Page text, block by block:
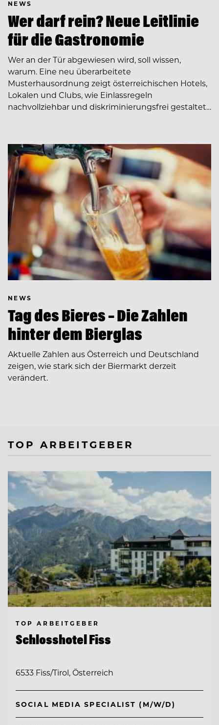
NEWS
Wer darf rein? Neue Leitlinie
für die Gastronomie
Wer an der Tür abgewiesen wird, soll wissen,
warum. Eine neu überarbeitete
Musterhausordnung zeigt österreichischen Hotels,
Lokalen und Clubs, wie Einlassregeln
nachvollziehbar und diskriminierungsfrei gestaltet…
NEWS
Tag des Bieres – Die Zahlen
hinter dem Bierglas
Aktuelle Zahlen aus Österreich und Deutschland
zeigen, wie stark sich der Biermarkt derzeit
verändert.
TOP ARBEITGEBER
TOP ARBEITGEBER
Schlosshotel Fiss
6533 Fiss/Tirol, Österreich
SOCIAL MEDIA SPECIALIST (M/W/D)